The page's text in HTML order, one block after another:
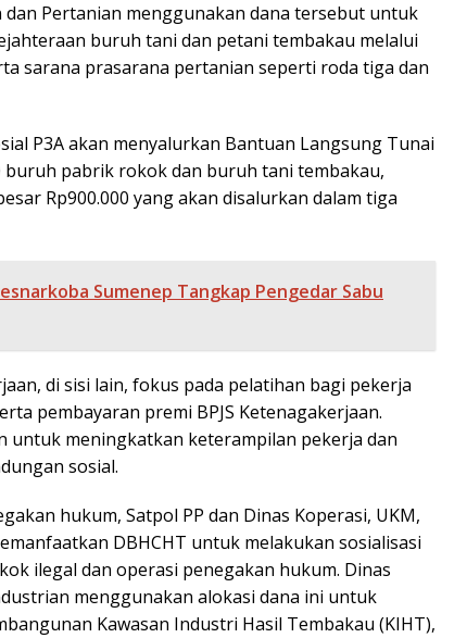
dan Pertanian menggunakan dana tersebut untuk
buruh tani dan petani tembakau melalui
sarana prasarana pertanian seperti roda tiga dan
P3A akan menyalurkan Bantuan Langsung Tunai
buruh pabrik rokok dan buruh tani tembakau,
Rp900.000 yang akan disalurkan dalam tiga
Sumenep Tangkap Pengedar Sabu
di sisi lain, fokus pada pelatihan bagi pekerja
pembayaran premi BPJS Ketenagakerjaan.
untuk meningkatkan keterampilan pekerja dan
sosial.
hukum, Satpol PP dan Dinas Koperasi, UKM,
DBHCHT untuk melakukan sosialisasi
ilegal dan operasi penegakan hukum. Dinas
menggunakan alokasi dana ini untuk
Kawasan Industri Hasil Tembakau (KIHT),